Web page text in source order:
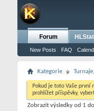
Forum
New Posts FAQ
Kategorie
Pokud je toto Vaše první
prohlížet příspěvky,
Zobrazit výsledky od 1